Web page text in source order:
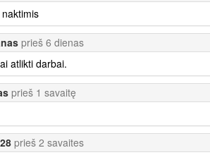
prieš 6 dienas
atlikti darbai.
prieš 1 savaitę
prieš 2 savaites